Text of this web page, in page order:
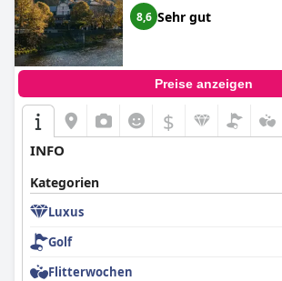
8,6 Sehr gut
Preise anzeigen
$
INFO
Kategorien
Luxus
Golf
Flitterwochen